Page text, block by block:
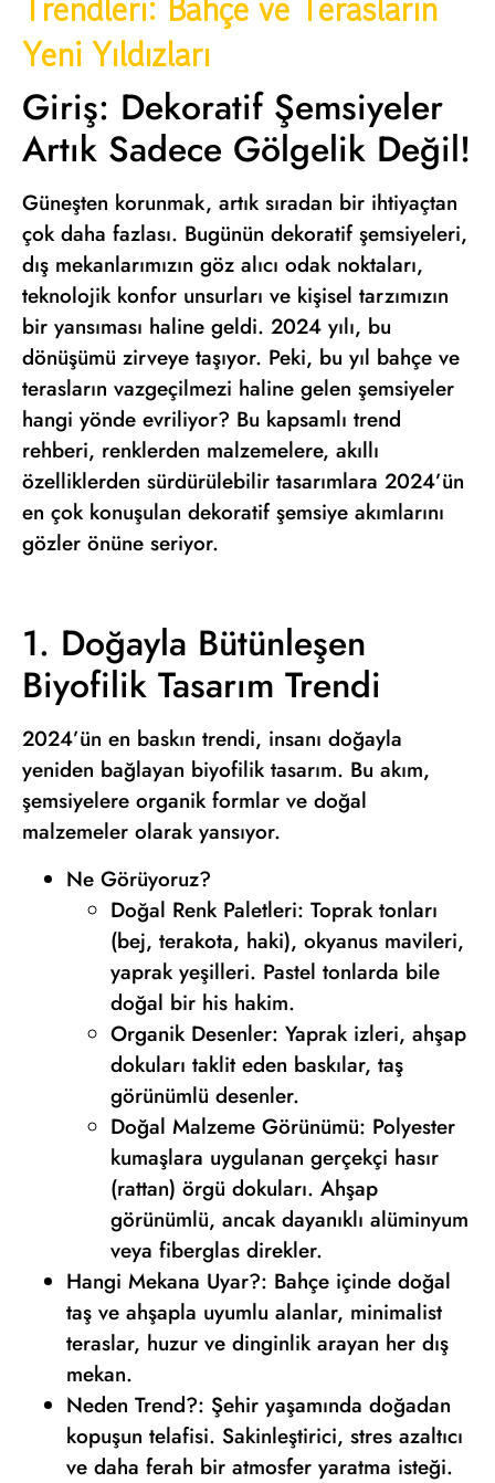
Yeni Yıldızları
Giriş: Dekoratif Şemsiyeler
Artık Sadece Gölgelik Değil!
Güneşten korunmak, artık sıradan bir ihtiyaçtan
çok daha fazlası. Bugünün dekoratif şemsiyeleri,
dış mekanlarımızın göz alıcı odak noktaları,
teknolojik konfor unsurları ve kişisel tarzımızın
bir yansıması haline geldi. 2024 yılı, bu
dönüşümü zirveye taşıyor. Peki, bu yıl bahçe ve
terasların vazgeçilmezi haline gelen şemsiyeler
hangi yönde evriliyor? Bu kapsamlı trend
rehberi, renklerden malzemelere, akıllı
özelliklerden sürdürülebilir tasarımlara 2024’ün
en çok konuşulan dekoratif şemsiye akımlarını
gözler önüne seriyor.
1. Doğayla Bütünleşen
Biyofilik Tasarım Trendi
2024’ün en baskın trendi, insanı doğayla
yeniden bağlayan biyofilik tasarım. Bu akım,
şemsiyelere organik formlar ve doğal
malzemeler olarak yansıyor.
Ne Görüyoruz?
Doğal Renk Paletleri: Toprak tonları
(bej, terakota, haki), okyanus mavileri,
yaprak yeşilleri. Pastel tonlarda bile
doğal bir his hakim.
Organik Desenler: Yaprak izleri, ahşap
dokuları taklit eden baskılar, taş
görünümlü desenler.
Doğal Malzeme Görünümü: Polyester
kumaşlara uygulanan gerçekçi hasır
(rattan) örgü dokuları. Ahşap
görünümlü, ancak dayanıklı alüminyum
veya fiberglas direkler.
Hangi Mekana Uyar?: Bahçe içinde doğal
taş ve ahşapla uyumlu alanlar, minimalist
teraslar, huzur ve dinginlik arayan her dış
mekan.
Neden Trend?: Şehir yaşamında doğadan
kopuşun telafisi. Sakinleştirici, stres azaltıcı
ve daha ferah bir atmosfer yaratma isteği.